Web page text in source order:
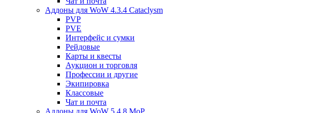
Аддоны для WoW 4.3.4 Cataclysm
PVP
PVE
Интерфейс и сумки
Рейдовые
Карты и квесты
Аукцион и торговля
Профессии и другие
Экипировка
Классовые
Чат и почта
Аддоны для WoW 5.4.8 MoP